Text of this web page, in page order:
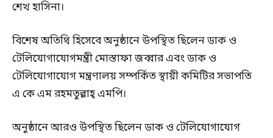
শেখ হাসিনা।
বিশেষ অতিথি হিসেবে অনুষ্ঠানে উপস্থিত ছিলেন ডাক ও
টেলিযোগাযোগমন্ত্রী মোস্তাফা জব্বার এবং ডাক ও
টেলিযোগাযোগ মন্ত্রণালয় সম্পর্কিত স্থায়ী কমিটির সভাপতি
এ কে এম রহমতুল্লাহ্ এমপি।
অনুষ্ঠানে আরও উপস্থিত ছিলেন ডাক ও টেলিযোগাযোগ